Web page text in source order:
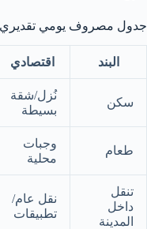
جدول مصروف يومي
البند اقتصادي
سكن
نُزل/شقة
بسيطة
طعام
وجبات
محلية
تنقل
داخل
المدينة
نقل عام/
تطبيقات